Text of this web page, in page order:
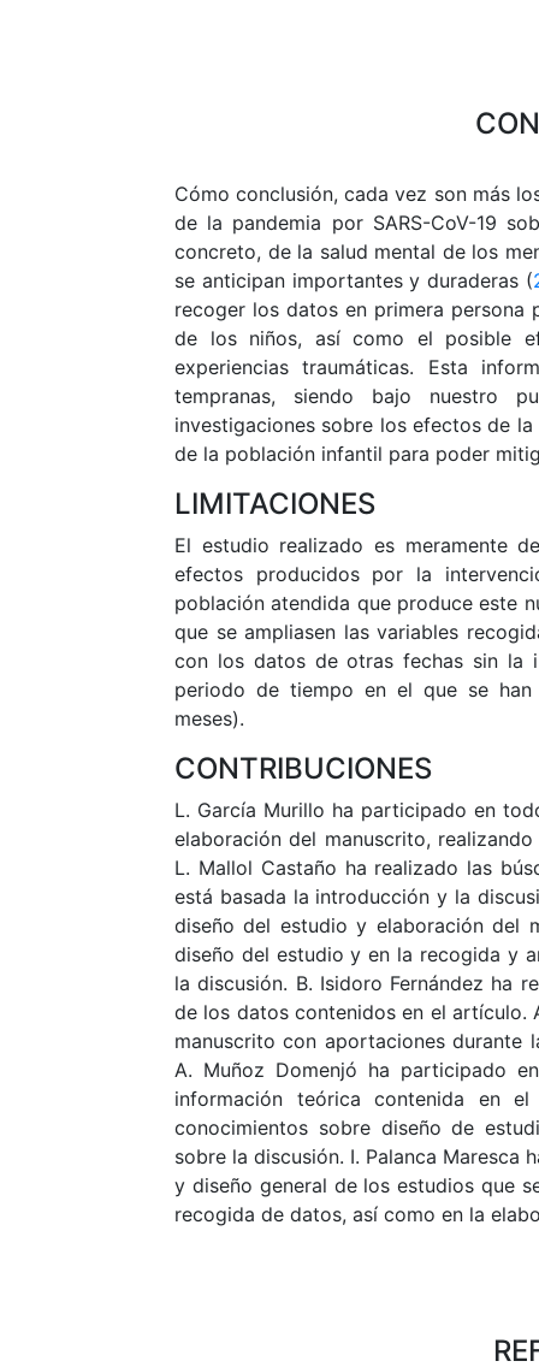
Cómo conclusión, cada vez son más
de la pandemia por SARS-CoV-19
concreto, de la salud mental de los
se anticipan importantes y duraderas (
recoger los datos en primera persona
de los niños, así como el posible
experiencias traumáticas. Esta
tempranas, siendo bajo nuestro
investigaciones sobre los efectos de
de la población infantil para poder
LIMITACIONES
El estudio realizado es meramente
efectos producidos por la
población atendida que produce este
que se ampliasen las variables
con los datos de otras fechas sin la
periodo de tiempo en el que se
meses).
CONTRIBUCIONES
L. García Murillo ha participado en
elaboración del manuscrito,
L. Mallol Castaño ha realizado las
está basada la introducción y la
diseño del estudio y elaboración del
diseño del estudio y en la recogida y
la discusión. B. Isidoro Fernández ha
de los datos contenidos en el artículo.
manuscrito con aportaciones durante
A. Muñoz Domenjó ha participado
información teórica contenida en
conocimientos sobre diseño de
sobre la discusión. I. Palanca
y diseño general de los estudios que
recogida de datos, así como en la